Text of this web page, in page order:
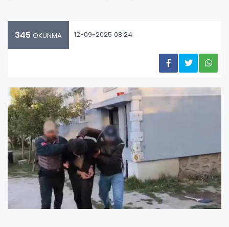
345 OKUNMA 12-09-2025 08:24